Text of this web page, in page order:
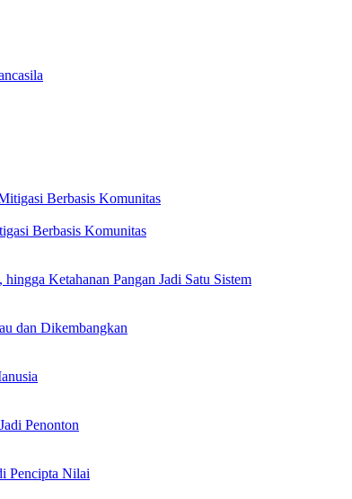
Berbasis Komunitas
Ketahanan Pangan Jadi Satu Sistem
dan Dikembangkan
Penonton
Pencipta Nilai